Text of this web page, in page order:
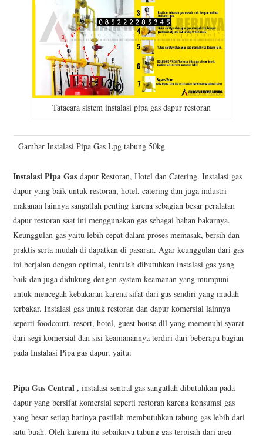
Tatacara sistem instalasi pipa gas dapur restoran
Gambar Instalasi Pipa Gas Lpg tabung 50kg
Instalasi Pipa Gas dapur Restoran, Hotel dan Catering. Instalasi gas
dapur yang baik untuk restoran, hotel, catering dan juga industri
makanan lainnya sangatlah penting karena sebagian besar peralatan
dapur restoran saat ini menggunakan gas sebagai bahan bakarnya.
Keunggulan gas yaitu lebih cepat dalam proses memasak, bersih dan
praktis serta mudah di dapatkan di pasaran. Agar keunggulan dari gas
ini berjalan dengan optimal, tentulah dibutuhkan instalasi gas yang
baik dan juga didukung dengan system keamanan yang mumpuni
untuk mencegah kebakaran karena sifat dari gas sendiri yang mudah
terbakar. Instalasi gas untuk restoran dan dapur komersial lainnya
seperti foodcourt, resort, hotel, guest house dll yang memenuhi syarat
dari segi komersial dan sisi keamanannya terdiri dari beberapa bagian
pada Instalasi Pipa gas dapur, yaitu:
Pipa Gas Central , instalasi sentral gas sangatlah dibutuhkan pada
dapur yang bersifat komersial seperti restoran karena konsumsi gas
yang besar setiap harinya pastilah membutuhkan tabung gas lebih dari
satu buah. Oleh karena itu sebaiknya tabung gas terpisah dari area